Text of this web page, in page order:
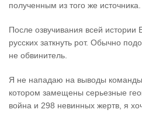
полученным из того же источника.
После озвучивания всей истории
русских заткнуть рот. Обычно
не обвинитель.
Я не нападаю на выводы команды
котором замещены серьезные
война и 298 невинных жертв, я